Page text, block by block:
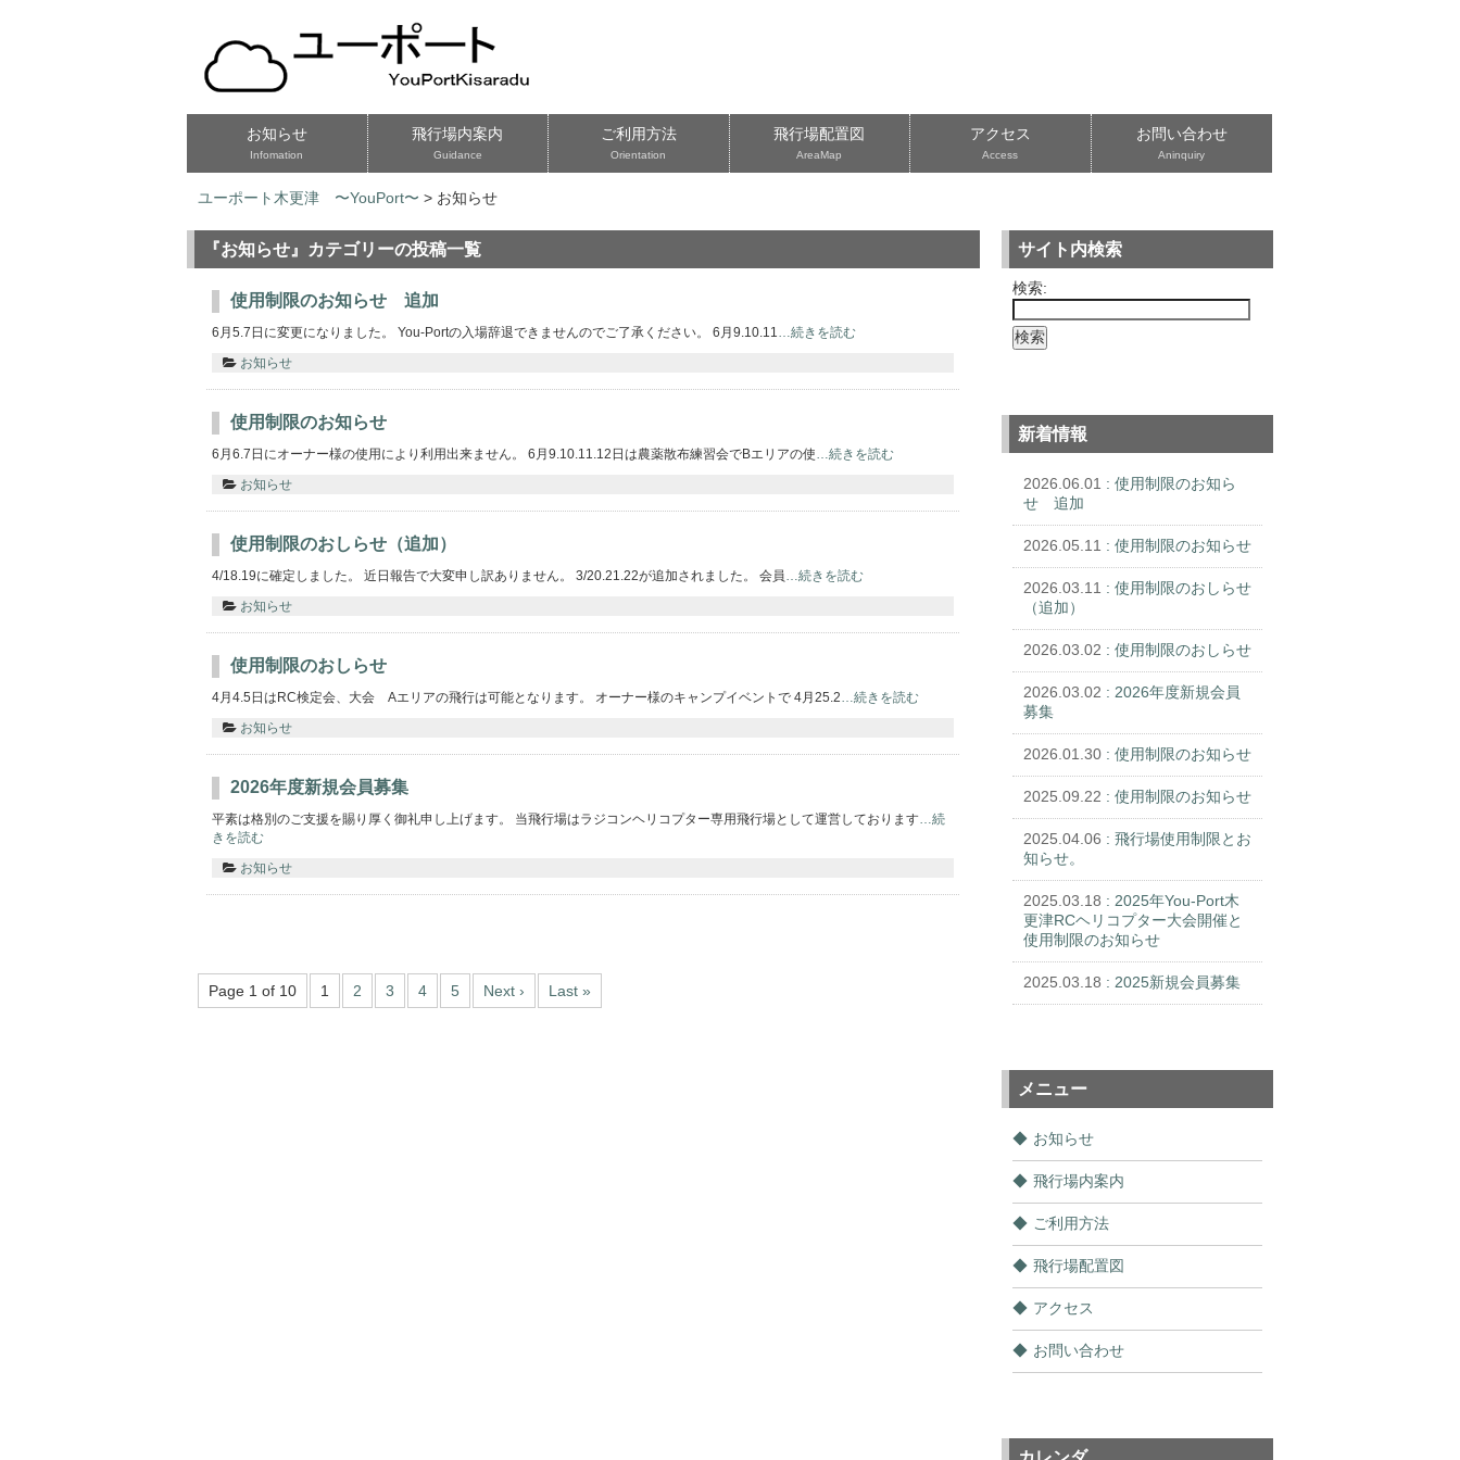
お知らせ
Infomation
飛行場内案内
Guidance
ご利用方法
Orientation
飛行場配置図
AreaMap
アクセス
Access
お問い合わせ
Aninquiry
ユーポート木更津 〜YouPort〜 > お知らせ
『お知らせ』カテゴリーの投稿一覧
使用制限のお知らせ 追加
6月5.7日に変更になりました。 You-Portの入場辞退できませんのでご了承ください。 6月9.10.11…続きを読む
お知らせ
使用制限のお知らせ
6月6.7日にオーナー様の使用により利用出来ません。 6月9.10.11.12日は農薬散布練習会でBエリアの使…続きを読む
お知らせ
使用制限のおしらせ（追加）
4/18.19に確定しました。 近日報告で大変申し訳ありません。 3/20.21.22が追加されました。 会員…続きを読む
お知らせ
使用制限のおしらせ
4月4.5日はRC検定会、大会 Aエリアの飛行は可能となります。 オーナー様のキャンプイベントで 4月25.2…続きを読む
お知らせ
2026年度新規会員募集
平素は格別のご支援を賜り厚く御礼申し上げます。 当飛行場はラジコンヘリコプター専用飛行場として運営しております…続
きを読む
お知らせ
Page 1 of 10 1 2 3 4 5 Next › Last »
サイト内検索
検索:
新着情報
2026.06.01 : 使用制限のお知ら
せ 追加
2026.05.11 : 使用制限のお知らせ
2026.03.11 : 使用制限のおしらせ
（追加）
2026.03.02 : 使用制限のおしらせ
2026.03.02 : 2026年度新規会員
募集
2026.01.30 : 使用制限のお知らせ
2025.09.22 : 使用制限のお知らせ
2025.04.06 : 飛行場使用制限とお
知らせ。
2025.03.18 : 2025年You-Port木
更津RCヘリコプター大会開催と
使用制限のお知らせ
2025.03.18 : 2025新規会員募集
メニュー
お知らせ
飛行場内案内
ご利用方法
飛行場配置図
アクセス
お問い合わせ